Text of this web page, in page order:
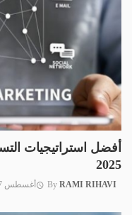
أفضل استراتيجيات
2025
By RAMI RIHAVI أغسطس 7, 2025